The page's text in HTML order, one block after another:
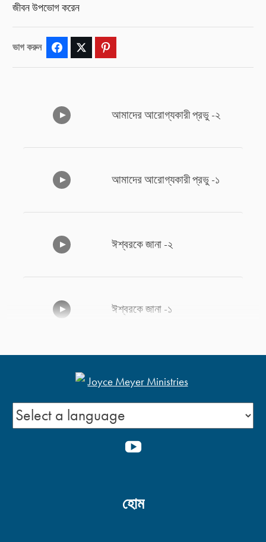
জীবন উপভোগ করেন
ভাগ করুন Facebook Twitter
আমাদের আরোগ্যকারী প্রভু -২
আমাদের আরোগ্যকারী প্রভু -১
ঈশ্বরকে জানা -২
ঈশ্বরকে জানা -১
আমাদের প্রদানকারী প্রভু -২
আমাদের প্রদানকারী প্রভু -১
আমাদের শান্তির প্রভু
হোম